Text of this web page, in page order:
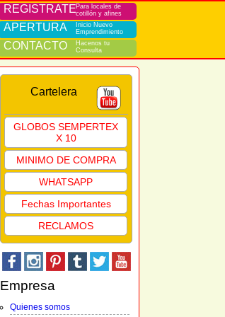
REGISTRATEPara locales de
cotillón y afines
APERTURA
Inicio Nuevo
Emprendimiento
CONTACTO
Hacenos tu
Consulta
Cartelera
GLOBOS SEMPERTEX
X 10
MINIMO DE COMPRA
WHATSAPP
Fechas Importantes
RECLAMOS
Empresa
Quienes somos